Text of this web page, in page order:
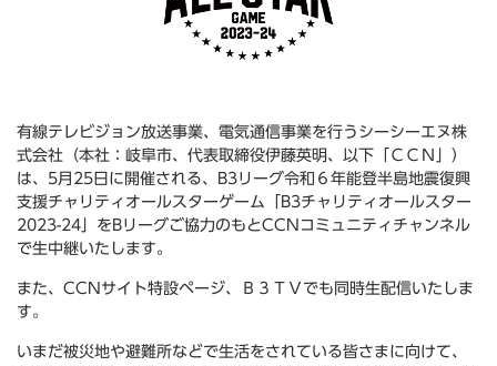
有線テレビジョン放送事業、電気通信事業を行うシーシーエヌ株
式会社（本社：岐阜市、代表取締役伊藤英明、以下「ＣＣＮ」）
は、5月25日に開催される、B3リーグ令和６年能登半島地震復興
支援チャリティオールスターゲーム「B3チャリティオールスター
2023-24」をBリーグご協力のもとCCNコミュニティチャンネル
で生中継いたします。
また、CCNサイト特設ページ、Ｂ３ＴＶでも同時生配信いたしま
す。
いまだ被災地や避難所などで生活をされている皆さまに向けて、